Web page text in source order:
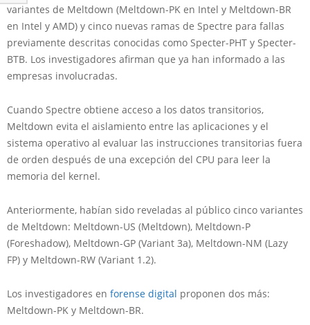
variantes de Meltdown (Meltdown-PK en Intel y Meltdown-BR
en Intel y AMD) y cinco nuevas ramas de Spectre para fallas
previamente descritas conocidas como Specter-PHT y Specter-
BTB. Los investigadores afirman que ya han informado a las
empresas involucradas.
Cuando Spectre obtiene acceso a los datos transitorios,
Meltdown evita el aislamiento entre las aplicaciones y el
sistema operativo al evaluar las instrucciones transitorias fuera
de orden después de una excepción del CPU para leer la
memoria del kernel.
Anteriormente, habían sido reveladas al público cinco variantes
de Meltdown: Meltdown-US (Meltdown), Meltdown-P
(Foreshadow), Meltdown-GP (Variant 3a), Meltdown-NM (Lazy
FP) y Meltdown-RW (Variant 1.2).
Los investigadores en forense digital proponen dos más:
Meltdown-PK y Meltdown-BR.